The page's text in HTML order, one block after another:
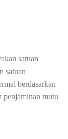
satuan
satuan
berdasarkan
penjaminan mutu